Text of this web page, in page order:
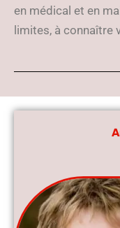
en médical et en
limites, à connaître